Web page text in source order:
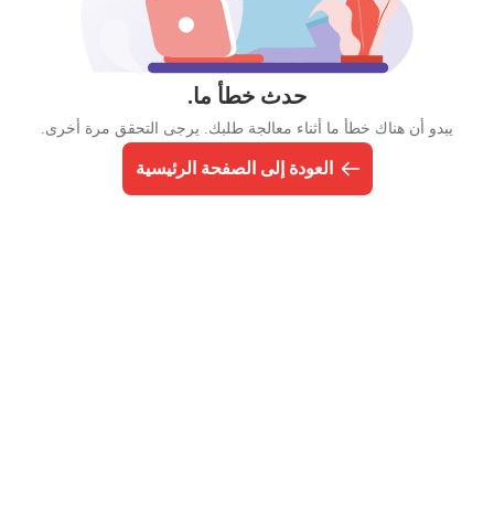
حدث خطأ ما.
يبدو أن هناك خطأ ما أثناء معالجة طلبك. يرجى التحقق مرة أخرى.
العودة إلى الصفحة الرئيسية